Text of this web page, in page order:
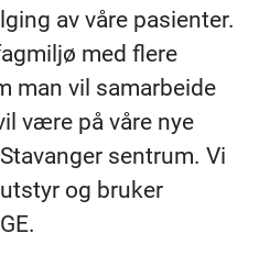
av våre pasienter.
med flere
man vil samarbeide
være på våre nye
sentrum. Vi
og bruker